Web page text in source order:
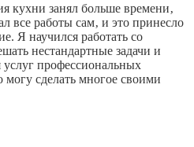
кухни занял больше времени‚
все работы сам‚ и это принесло
Я научился работать со
нестандартные задачи и
услуг профессиональных
могу сделать многое своими